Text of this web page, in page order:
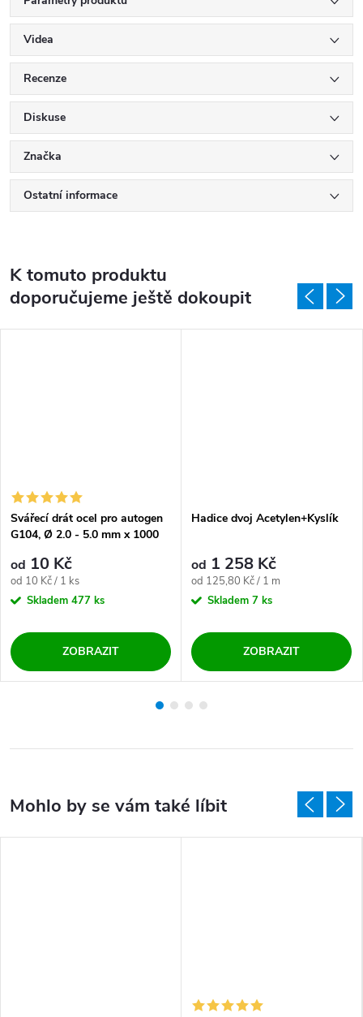
Videa
Recenze
Diskuse
Značka
Ostatní informace
K tomuto produktu
doporučujeme ještě dokoupit
Svářecí drát ocel pro autogen
G104, Ø 2.0 - 5.0 mm x 1000
od 10 Kč
Měrná cena:
od 10 Kč / 1 ks
Skladem 477 ks
ZOBRAZIT
Hadice dvoj Acetylen+Kyslík
od 1 258 Kč
Měrná cena:
od 125,80 Kč / 1 m
Skladem 7 ks
ZOBRAZIT